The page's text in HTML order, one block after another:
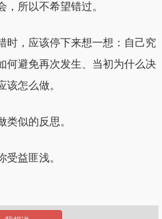
，所以不希望错过。
时，应该停下来想一想：自己究
何避免再次发生、当初为什么决
该怎么做。
类似的反思。
受益匪浅。